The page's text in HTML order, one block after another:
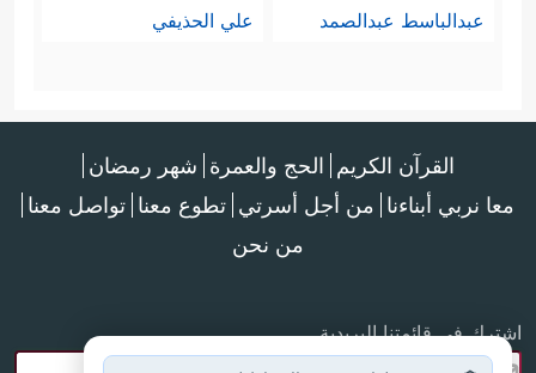
عبدالباسط عبدالصمد علي الحذيفي
القرآن الكريم الحج والعمرة شهر رمضان
معا نربي أبناءنا من أجل أسرتي تطوع معنا تواصل معنا
من نحن
اشترك في قائمتنا البريدية